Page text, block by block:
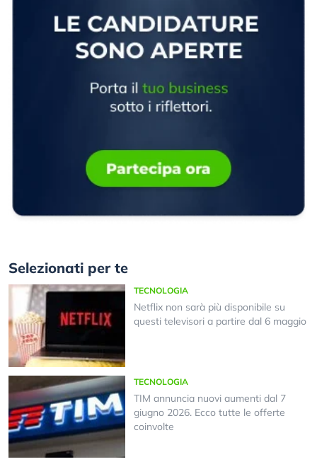
Selezionati per te
TECNOLOGIA
Netflix non sarà più disponibile su
questi televisori a partire dal 6 maggio
TECNOLOGIA
TIM annuncia nuovi aumenti dal 7
giugno 2026. Ecco tutte le offerte
coinvolte